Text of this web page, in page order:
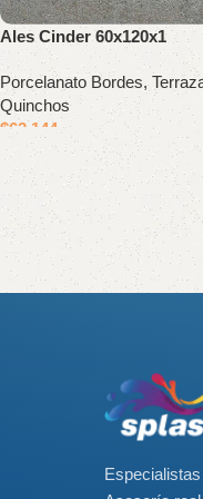
Ales Cinder 60x120x1
Porcelanato Bordes,
Quinchos
$62.144
Read More